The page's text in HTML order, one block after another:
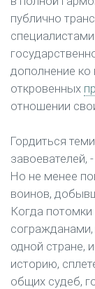
публично
дополнение
откровенных
отношении
Гордиться
завоевателей,
Но не менее
воинов,
Когда потомки
одной стране,
историю,
общих судеб,